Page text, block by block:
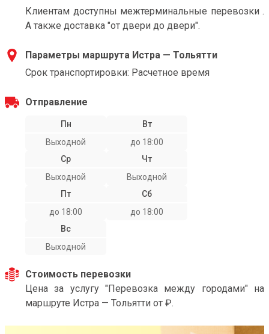
Клиентам доступны межтерминальные перевозки .
А также доставка "от двери до двери".
Параметры маршрута Истра — Тольятти
Срок транспортировки: Расчетное время
Отправление
Пн
Выходной
Вт
до 18:00
Ср
Выходной
Чт
Выходной
Пт
до 18:00
Сб
до 18:00
Вс
Выходной
Стоимость перевозки
Цена за услугу "Перевозка между городами" на
маршруте Истра — Тольятти от ₽.